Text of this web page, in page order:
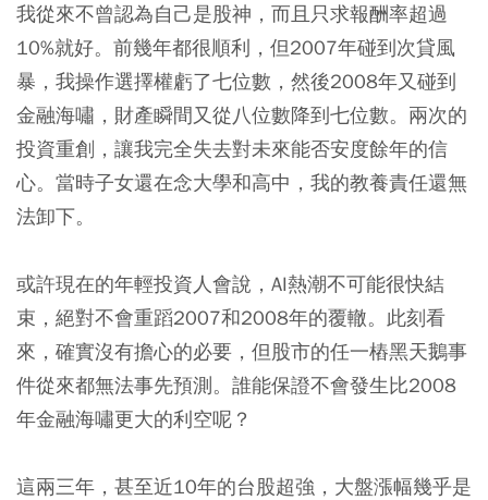
我從來不曾認為自己是股神，而且只求報酬率超過
10%就好。前幾年都很順利，但2007年碰到次貸風
暴，我操作選擇權虧了七位數，然後2008年又碰到
金融海嘯，財產瞬間又從八位數降到七位數。兩次的
投資重創，讓我完全失去對未來能否安度餘年的信
心。當時子女還在念大學和高中，我的教養責任還無
法卸下。
或許現在的年輕投資人會說，AI熱潮不可能很快結
束，絕對不會重蹈2007和2008年的覆轍。此刻看
來，確實沒有擔心的必要，但股市的任一樁黑天鵝事
件從來都無法事先預測。誰能保證不會發生比2008
年金融海嘯更大的利空呢？
這兩三年，甚至近10年的台股超強，大盤漲幅幾乎是